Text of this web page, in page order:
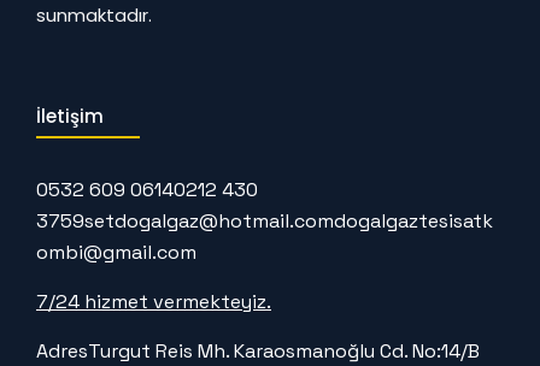
sunmaktadır.
İletişim
0532 609 06140212 430
3759setdogalgaz@hotmail.comdogalgaztesisatk
ombi@gmail.com
7/24 hizmet vermekteyiz.
AdresTurgut Reis Mh. Karaosmanoğlu Cd. No:14/B